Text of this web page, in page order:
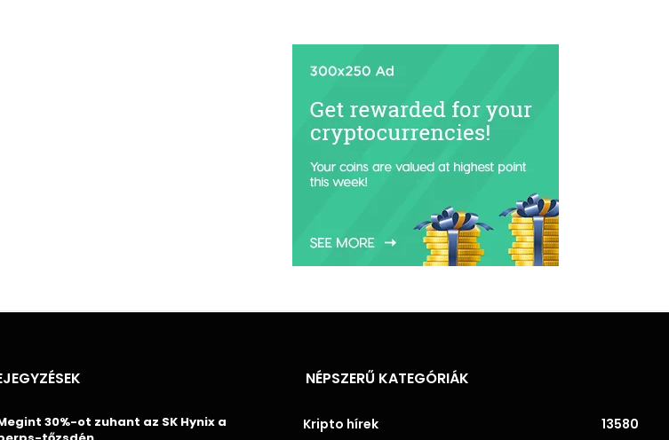
30%-ot zuhant az SK Hynix a
NÉPSZERŰ KATEGÓRIÁK
Kripto hírek 13580